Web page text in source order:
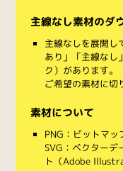
主線なし素材のダ
主線なしを展開し
あり」「主線なし
ク）があります。
ご希望の素材に切
素材について
PNG：ビットマッ
SVG：ベクターデ
ト（Adobe